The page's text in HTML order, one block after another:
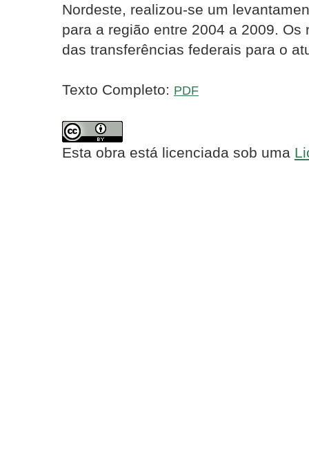
Nordeste, realizou-se um
para a região entre 2004 a 2009.
das transferências federais para o
Texto Completo: PDF
Esta obra está licenciada sob uma